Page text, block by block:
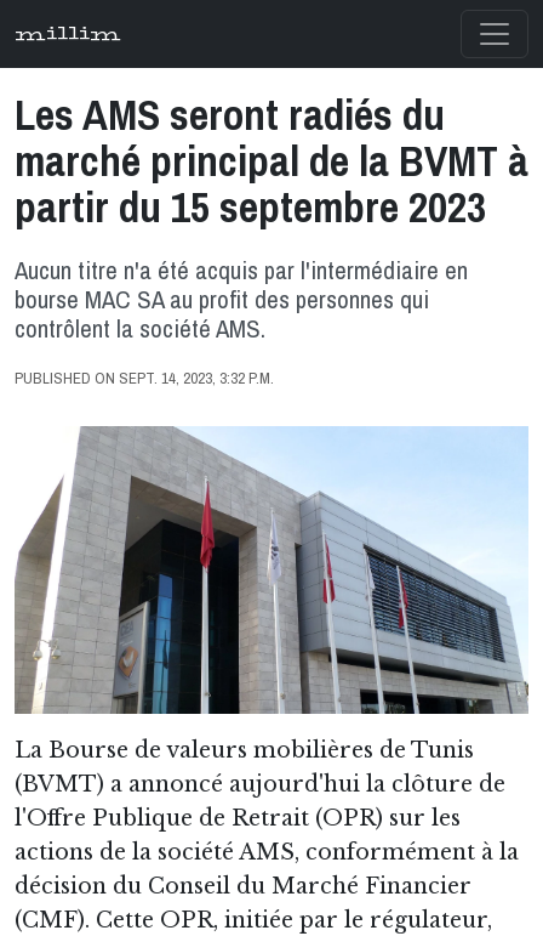
millim
Les AMS seront radiés du
marché principal de la BVMT à
partir du 15 septembre 2023
Aucun titre n'a été acquis par l'intermédiaire en
bourse MAC SA au profit des personnes qui
contrôlent la société AMS.
PUBLISHED ON SEPT. 14, 2023, 3:32 P.M.
La Bourse de valeurs mobilières de Tunis
(BVMT) a annoncé aujourd'hui la clôture de
l'Offre Publique de Retrait (OPR) sur les
actions de la société AMS, conformément à la
décision du Conseil du Marché Financier
(CMF). Cette OPR, initiée par le régulateur,